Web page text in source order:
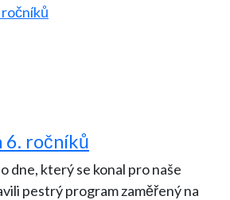
6. ročníků
dne, který se konal pro naše
pestrý program zaměřený na